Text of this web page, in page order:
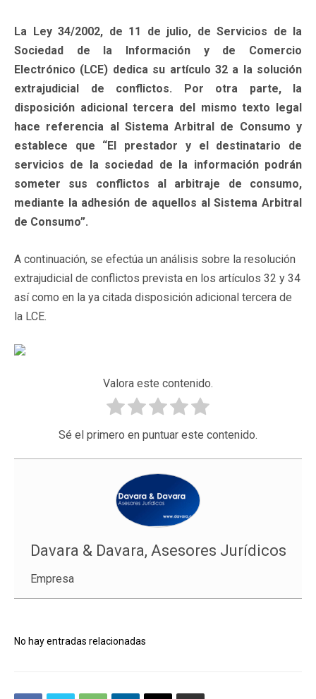
La Ley 34/2002, de 11 de julio, de Servicios de la
Sociedad de la Información y de Comercio
Electrónico (LCE) dedica su artículo 32 a la solución
extrajudicial de conflictos. Por otra parte, la
disposición adicional tercera del mismo texto legal
hace referencia al Sistema Arbitral de Consumo y
establece que “El prestador y el destinatario de
servicios de la sociedad de la información podrán
someter sus conflictos al arbitraje de consumo,
mediante la adhesión de aquellos al Sistema Arbitral
de Consumo”.
A continuación, se efectúa un análisis sobre la resolución
extrajudicial de conflictos prevista en los artículos 32 y 34
así como en la ya citada disposición adicional tercera de
la LCE.
Valora este contenido.
Sé el primero en puntuar este contenido.
Davara & Davara, Asesores Jurídicos
Empresa
No hay entradas relacionadas